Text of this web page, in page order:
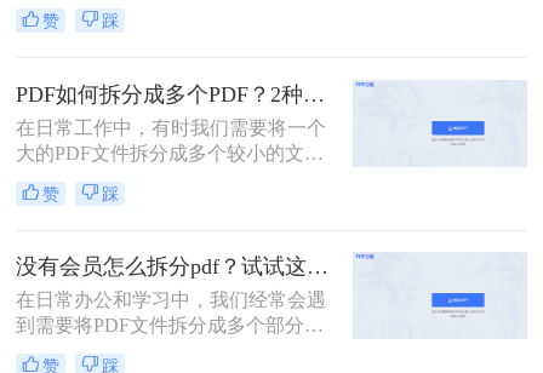
作。
的PDF文件。那么pdf怎么拆成一页一
张呢？本文将介绍两种常用的拆分
赞 踩
PDF如何拆分成多个PDF？2种高效方法详解分享
在日常工作中，有时我们需要将一个
大的PDF文件拆分成多个较小的文
件，以便更好地管理和使用。无论是
为了便于共享、减少文件大小还是针
技巧都是非常有用的。那么PDF如何
拆分成多个PDF呢？本文将介绍两种
简单且高效的PDF拆分方法。
赞 踩
没有会员怎么拆分pdf？试试这二种拆分方法！
在日常办公和学习中，我们经常会遇
到需要将PDF文件拆分成多个部分的
情况。然而，许多PDF处理工具都需
赞 踩